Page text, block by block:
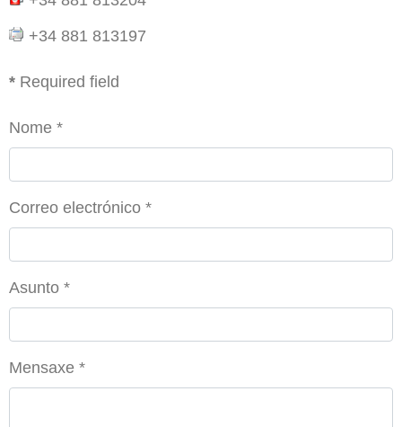
+34 881 813197
* Required field
Nome *
Correo electrónico *
Asunto *
Mensaxe *